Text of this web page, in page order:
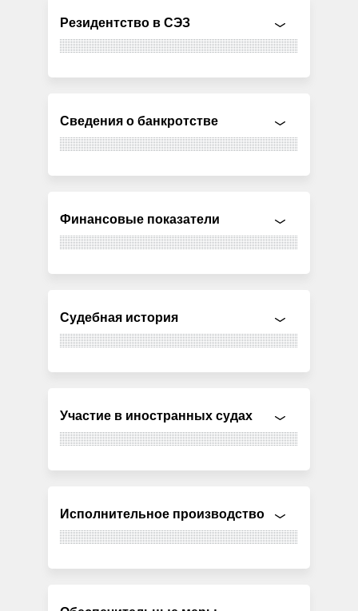
Резидентство в СЭЗ
Сведения о банкротстве
Финансовые показатели
Судебная история
Участие в иностранных судах
Исполнительное производство